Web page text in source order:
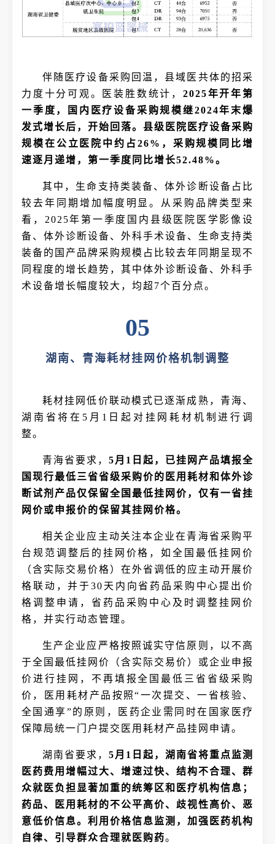
伴随医疗设备采购回温，县域医共体的招采
力度十分可观。医装胜数统计， 2025年开年第
一季度，国内医疗设备采购规模继2024年末爆
发式增长后，开始回落。县级医院医疗设备采购
规模在公立医院中约占26%，采购规模同比增
速逐月递增，第一季度同比增长52.48%。
其中，生命支持类装备、体外诊断设备占比
较去年同期增加幅度明显。从采购品牌类型来
看，2025年第一季度国内县级医院医学影像设
备、体外诊断设备、外科手术设备、生命支持类
装备的国产品牌采购规模占比较去年同期呈现不
同程度的增长趋势，其中体外诊断设备、外科手
术设备增长幅度较大，均超7个百分点。
05
湖南、青海耗材挂网价格机制调整
耗材挂网低价联动模式已逐渐成熟，青海、
湖南省将在5月1日起对挂网耗材机制进行调
整。
青海省要求， 5月1日起，已挂网产品填报全
国现行最低三省省级采购价的医用耗材和体外诊
断试剂产品仅保留全国最低挂网价，仅有一省挂
网价或申报价的保留其挂网价格。
相关企业应主动关注本企业在青海省采购平
台规范调整后的挂网价格，如全国最低挂网价
（含实际交易价格）在外省调低的应主动开展价
格联动，并于30天内向省药品采购中心提出价
格调整申请，省药品采购中心及时调整挂网价
格，并实行动态管理。
生产企业应严格按照诚实守信原则，以不高
于全国最低挂网价（含实际交易价）或企业申报
价进行挂网，不再填报全国最低三省省级采购
价，医用耗材产品按照“一次提交、一省核验、
全国通享”的原则，医药企业需同时在国家医疗
保障局统一门户提交医用耗材产品挂网申请。
湖南省要求， 5月1日起，湖南省将重点监测
医药费用增幅过大、增速过快、结构不合理、群
众就医负担显著加重的统筹区和医疗机构信息；
药品、医用耗材的不公平高价、歧视性高价、恶
意低价信息。利用价格信息监测，加强医药机构
自律、引导群众合理就医购药。